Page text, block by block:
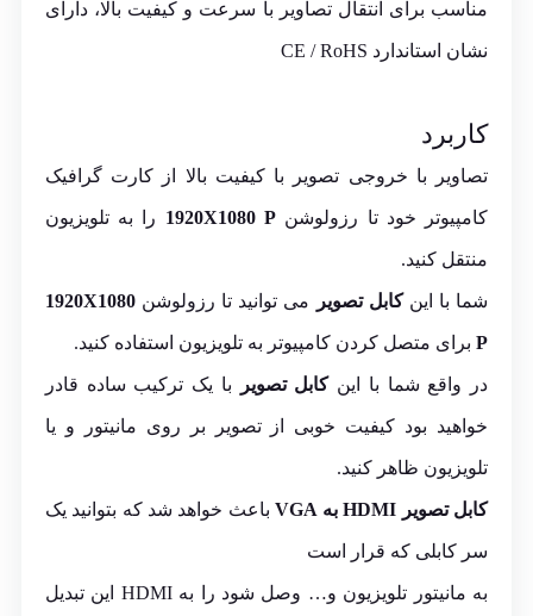
مناسب برای انتقال تصاویر با سرعت و کیفیت بالا، دارای
نشان استاندارد CE / RoHS
کاربرد
تصاویر با خروجی تصویر با کیفیت بالا از کارت گرافیک
کامپیوتر خود تا رزولوشن 1920X1080 P را به تلویزیون
منتقل کنید.
شما با اینکابل تصویر می توانید تا رزولوشن1920X1080
Pبرای متصل کردن کامپیوتر به تلویزیون استفاده کنید.
در واقع شما با اینکابل تصویر با یک ترکیب ساده قادر
خواهید بود کیفیت خوبی از تصویر بر روی مانیتور و یا
تلویزیون ظاهر کنید.
کابل تصویر HDMI به VGA باعث خواهد شد که بتوانید یک
سر کابلی که قرار است
به مانیتور تلویزیون و… وصل شود را به HDMI این تبدیل